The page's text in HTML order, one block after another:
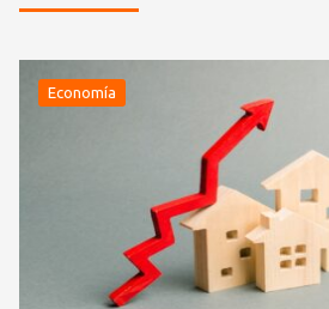
Economía